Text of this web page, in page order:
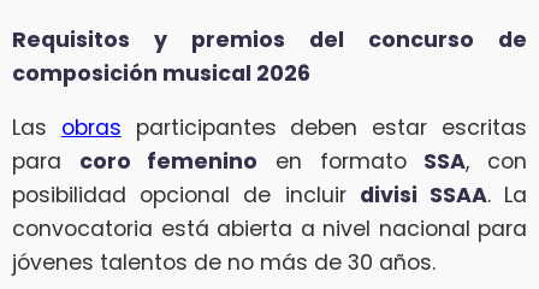
Requisitos y premios del concurso de
composición musical 2026
Las obras participantes deben estar escritas
para coro femenino en formato SSA, con
posibilidad opcional de incluir divisi SSAA. La
convocatoria está abierta a nivel nacional para
jóvenes talentos de no más de 30 años.